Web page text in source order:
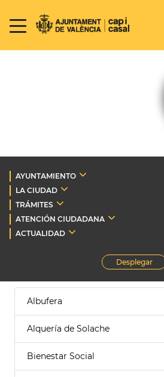
AYUNTAMIENTO
LA CIUDAD
TRÁMITES
ATENCIÓN CIUDADANA
ACTUALIDAD
Desplegar
Albufera
Alquería de Solache
Bienestar Social